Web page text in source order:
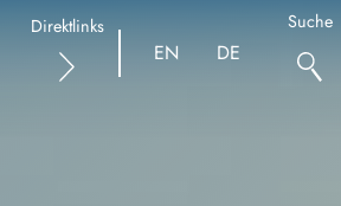
Direktlinks
EN DE
Suche